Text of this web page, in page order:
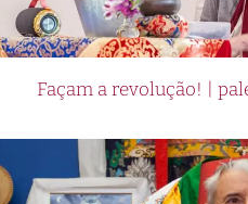
Façam a revolução! |